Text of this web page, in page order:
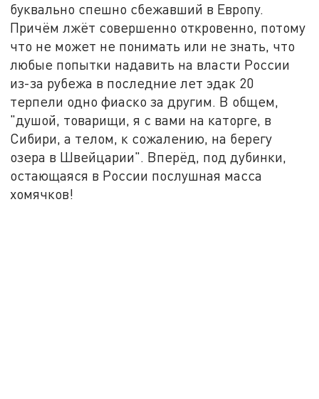
буквально спешно сбежавший в Европу.
Причём лжёт совершенно откровенно, потому
что не может не понимать или не знать, что
любые попытки надавить на власти России
из-за рубежа в последние лет эдак 20
терпели одно фиаско за другим. В общем,
"душой, товарищи, я с вами на каторге, в
Сибири, а телом, к сожалению, на берегу
озера в Швейцарии". Вперёд, под дубинки,
остающаяся в России послушная масса
хомячков!